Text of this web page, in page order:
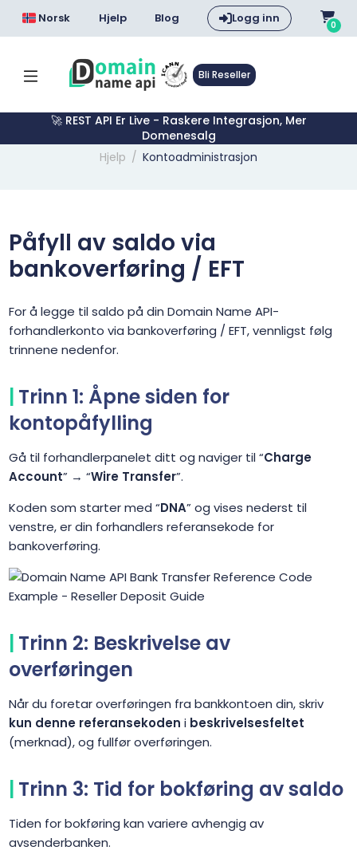
Norsk Hjelp Blog Logg inn 0
Bli Reseller
🚀 REST API Er Live - Raskere Integrasjon, Mer
Domenesalg
Hjelp
Kontoadministrasjon
Påfyll av saldo via
bankoverføring / EFT
For å legge til saldo på din Domain Name API-
forhandlerkonto via bankoverføring / EFT, vennligst følg
trinnene nedenfor.
Trinn 1: Åpne siden for
kontopåfylling
Gå til forhandlerpanelet ditt og naviger til “Charge
Account” → “Wire Transfer”.
Koden som starter med “DNA” og vises nederst til
venstre, er din forhandlers referansekode for
bankoverføring.
Trinn 2: Beskrivelse av
overføringen
Når du foretar overføringen fra bankkontoen din, skriv
kun denne referansekoden i beskrivelsesfeltet
(merknad), og fullfør overføringen.
Trinn 3: Tid for bokføring av saldo
Tiden for bokføring kan variere avhengig av
avsenderbanken.